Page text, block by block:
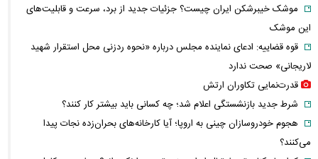
موشک خیبرشکن ایران چیست؟ جزئیات جدید از برد، سرعت و قابلیت‌های
این موشک
قوه قضاییه: ادعای نماینده مجلس درباره «نحوه ردزنی محل استقرار شهید
لاریجانی» صحت ندارد
قدرت‌نمایی تکاوران ارتش
شرط جدید بازنشستگی اعلام شد؛ چه کسانی باید بیشتر کار کنند؟
هجوم خودروسازان چینی به اروپا؛ آیا کارخانه‌های بحران‌زده نجات پیدا
می‌کنند؟